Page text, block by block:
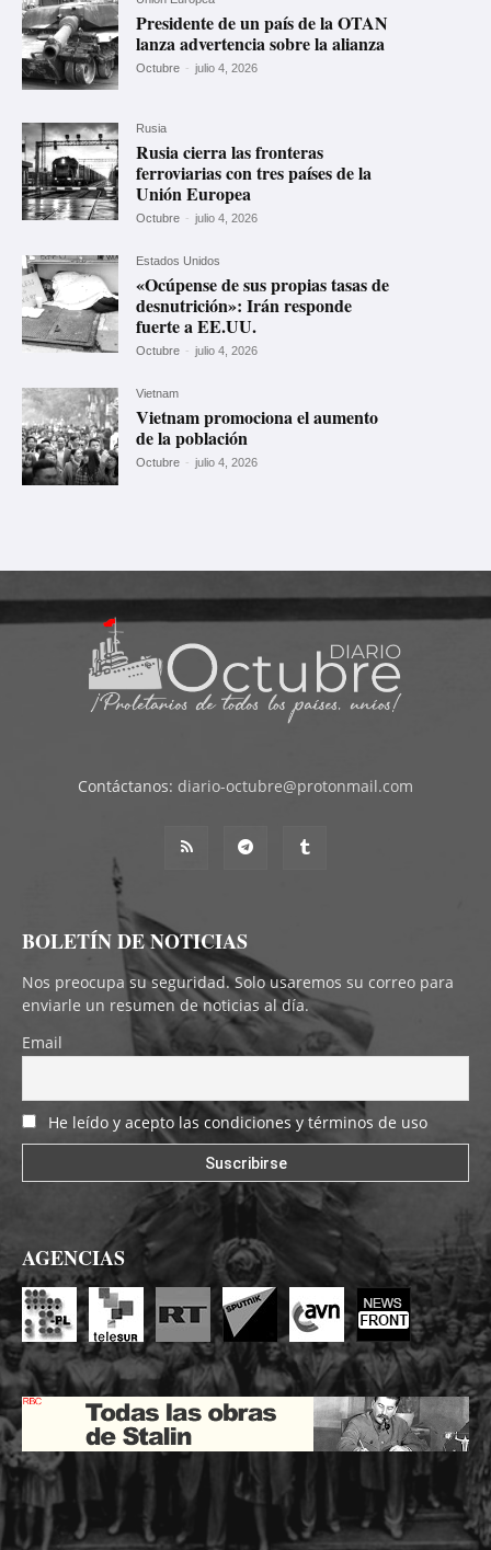
Presidente de un país de la OTAN
lanza advertencia sobre la alianza
Octubre - julio 4, 2026
Rusia
Rusia cierra las fronteras
ferroviarias con tres países de la
Unión Europea
Octubre - julio 4, 2026
Estados Unidos
«Ocúpense de sus propias tasas de
desnutrición»: Irán responde
fuerte a EE.UU.
Octubre - julio 4, 2026
Vietnam
Vietnam promociona el aumento
de la población
Octubre - julio 4, 2026
Contáctanos: diario-octubre@protonmail.com
BOLETÍN DE NOTICIAS
Nos preocupa su seguridad. Solo usaremos su correo para
enviarle un resumen de noticias al día.
Email
He leído y acepto las condiciones y términos de uso
AGENCIAS